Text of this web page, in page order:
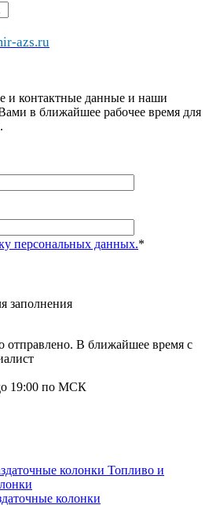
azs.ru
и контактные данные и наши
в ближайшее рабочее время для
персональных данных.*
заполнения
В ближайшее время с
19:00 по МСК
Топливо и